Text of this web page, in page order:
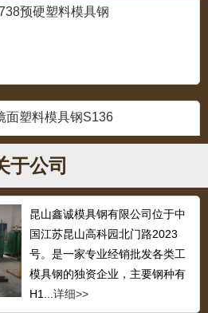
预硬塑料模具钢
面塑料模具钢S136
于公司
昆山鑫诚模具钢有限公司位于中
国江苏昆山高科园北门路2023
号。是一家专业经销批发各类工
模具钢的独资企业，主要钢种有
H1...详细>>